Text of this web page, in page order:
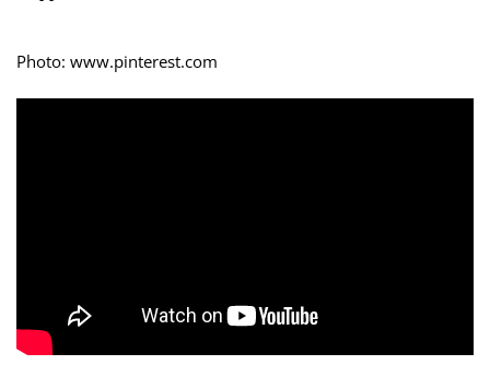
Photo: www.pinterest.com